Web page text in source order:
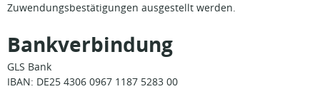
Zuwendungsbestätigungen ausgestellt werden.
Bankverbindung
GLS Bank
IBAN: DE25 4306 0967 1187 5283 00